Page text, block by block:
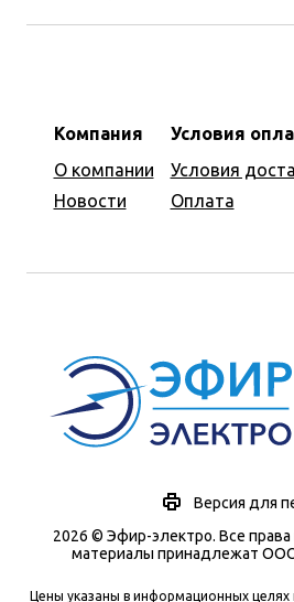
Компания
О компании
Новости
Условия
Условия
Оплата
Версия для
2026 © Эфир-электро. Все
материалы принадлежат
Цены указаны в информационных целях